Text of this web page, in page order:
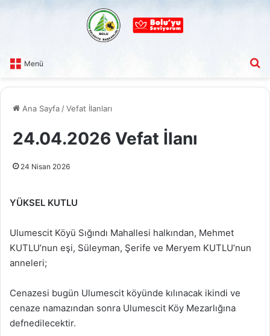
Menü
Ana Sayfa /Vefat İlanları
24.04.2026 Vefat İlanı
24 Nisan 2026
YÜKSEL KUTLU
Ulumescit Köyü Sığındı Mahallesi halkından, Mehmet
KUTLU’nun eşi, Süleyman, Şerife ve Meryem KUTLU’nun
anneleri;
Cenazesi bugün Ulumescit köyünde kılınacak ikindi ve
cenaze namazından sonra Ulumescit Köy Mezarlığına
defnedilecektir.